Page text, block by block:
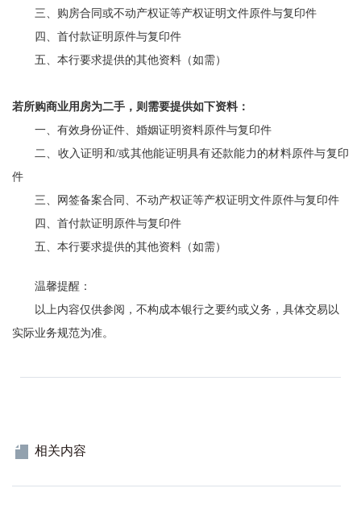
三、购房合同或不动产权证等产权证明文件原件与复印件
四、首付款证明原件与复印件
五、本行要求提供的其他资料（如需）
若所购商业用房为二手，则需要提供如下资料：
一、有效身份证件
婚姻证明资料原件与复印件
二、 收入证明和/或其他能证明具有还款能力的材料原件与复印
件
三、网签备案合同、不动产权证等产权证明文件原件与复印件
四、首付款证明原件与复印件
五、本行要求提供的其他资料（如需）
温馨提醒：
以上内容仅供参阅 ，不构成本银行之要约或义务 ， 具体交易以
实际业务规范为准。
相关内容